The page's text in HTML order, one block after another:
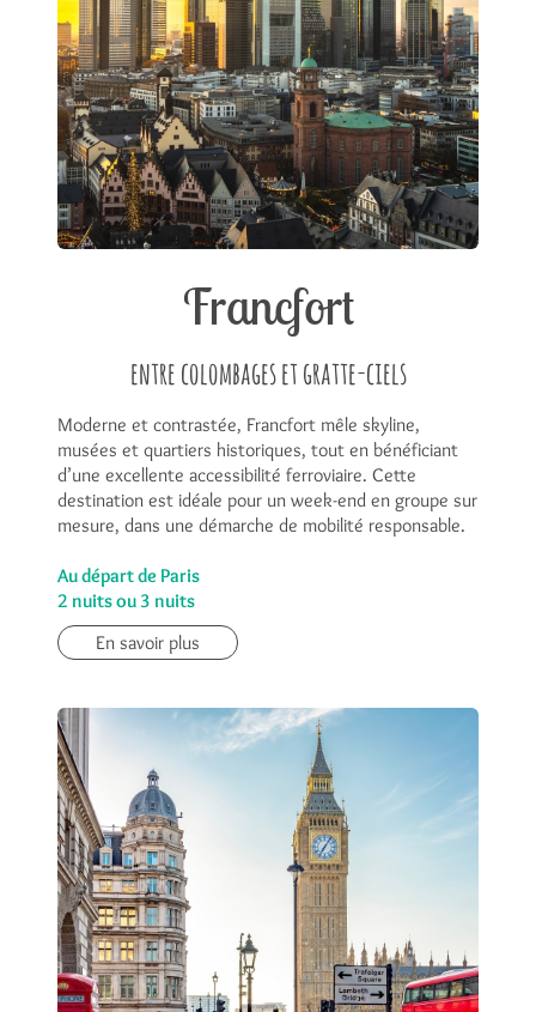
Francfort
entre colombages et gratte-ciels
Moderne et contrastée, Francfort mêle skyline,
musées et quartiers historiques, tout en bénéficiant
d’une excellente accessibilité ferroviaire. Cette
destination est idéale pour un week-end en groupe sur
mesure, dans une démarche de mobilité responsable.
Au départ de Paris
2 nuits ou 3 nuits
En savoir plus